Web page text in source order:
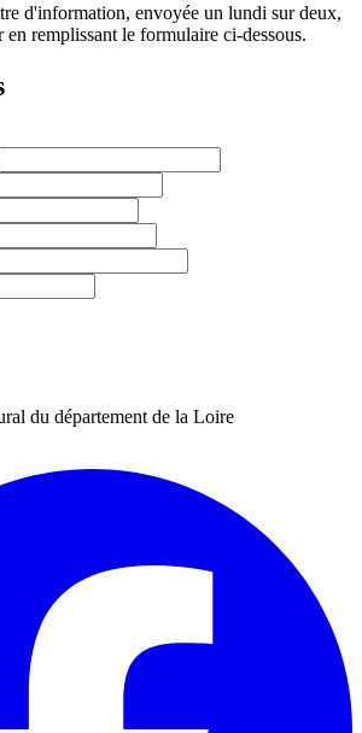
d'information, envoyée un lundi sur deux,
en remplissant le formulaire ci-dessous.
du département de la Loire